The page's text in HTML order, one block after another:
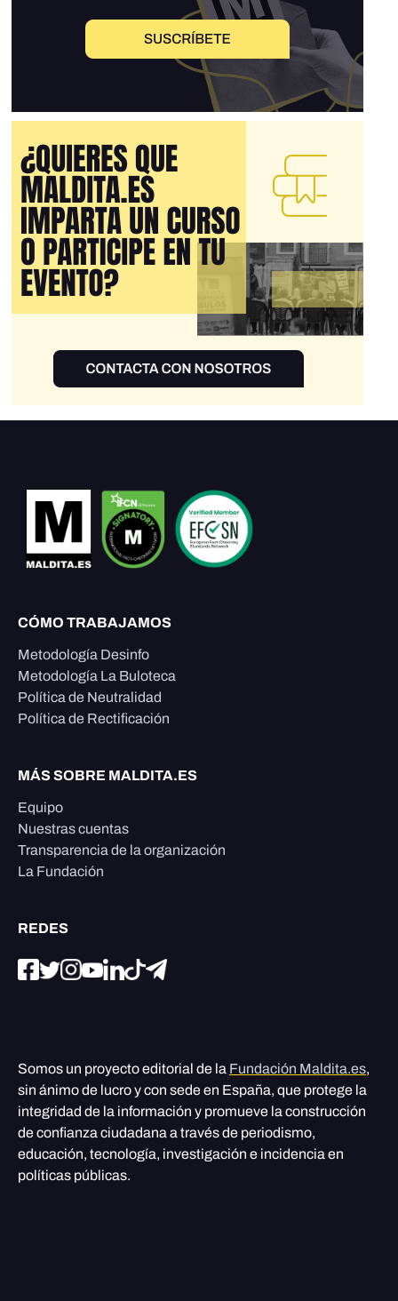
CÓMO TRABAJAMOS
Metodología Desinfo
Metodología La Buloteca
Política de Neutralidad
Política de Rectificación
MÁS SOBRE MALDITA.ES
Equipo
Nuestras cuentas
Transparencia de la organización
La Fundación
REDES
Somos un proyecto editorial de la Fundación Maldita.es,
sin ánimo de lucro y con sede en España, que protege la
integridad de la información y promueve la construcción
de confianza ciudadana a través de periodismo,
educación, tecnología, investigación e incidencia en
políticas públicas.